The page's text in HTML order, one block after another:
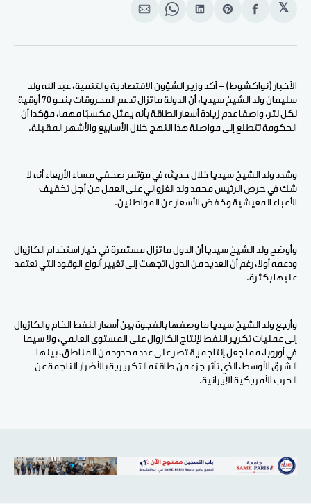
𝕏
انشر
الفيسبوك
Share
Pinterest
انشر
لينكد
Share
WhatsApp
انشر
الإيميل
الأخبار (نواكشوط) - أكد وزير الشؤون الاقتصادية والتنمية، عبد الله ولد
سليمان ولد الشيخ سيديا، أن الدولة ما تزال تدعم المحروقات بنحو 70 أوقية
لكل لتر، واصفا عدم زيادة أسعار الطاقة بأنه يمثل مكسبًا مهما، مؤكدا أن
الحكومة تتطلع إلى مواصلة هذا النهج خلال الأسابيع والأشهر المقبلة.
وشدد ولد الشيخ سيديا خلال حديثه في مؤتمر صحفي مساء الأربعاء أنه لا
شك في حرص الرئيس محمد ولد الغزواني على العمل من أجل تخفيف
الأعباء المعيشية وخفض الأسعار عن المواطنين.
وأوضح ولد الشيخ سيديا أن الدول ما تزال مستمرة في خيار استخدام الكازوال
ودعمه أولا، رغم أن العديد من الدول اتجهت إلى تغيير أنواع الوقود التي تعتمد
عليها بكثرة.
وأرجع ولد الشيخ سيديا ما وصفها بالفجوة بين أسعار النفط الخام والكازوال
إلى عمليات تكرير النفط لإنتاج الكازوال على المستوى العالمي، ولا سيما
في أوروبا، مما جعل إنتاجه يقتصر على عدد محدود من المناطق، بينها
الشرق الأوسط، الذي تأثر جزء من طاقته التكريرية بالأضرار الناجمة عن
الحرب الأمريكية الإيرانية.